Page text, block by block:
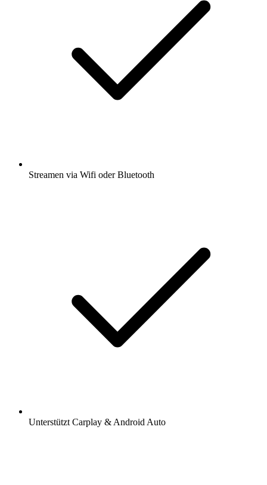
Streamen via Wifi oder Bluetooth
Unterstützt Carplay & Android Auto